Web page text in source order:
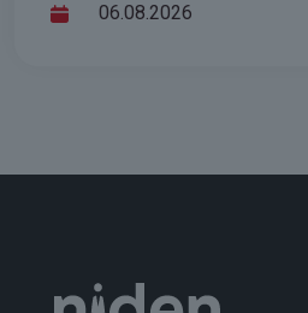
06.08.2026